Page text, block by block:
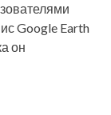
Google Earth
он